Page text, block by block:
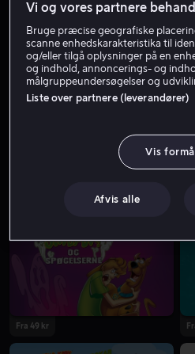
Fra 49 kr
Fra 49 kr
Vi og vores partnere
Bruge præcise geografiske
scanne enhedskarakteristika til
og/eller tilgå oplysninger på en
og indhold, annoncerings- og
målgruppeundersøgelser og
Liste over partnere (leverandører)
Vis formål
Afvis alle